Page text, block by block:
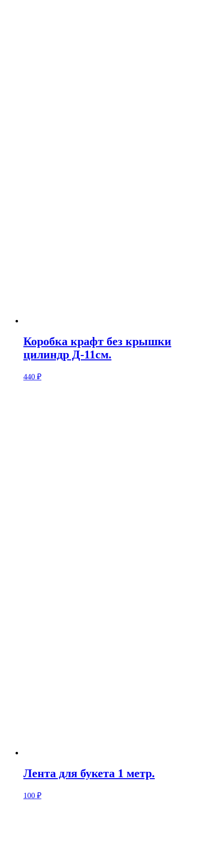
Коробка крафт без крышки
цилиндр Д-11см.
440 ₽
Лента для букета 1 метр.
100 ₽